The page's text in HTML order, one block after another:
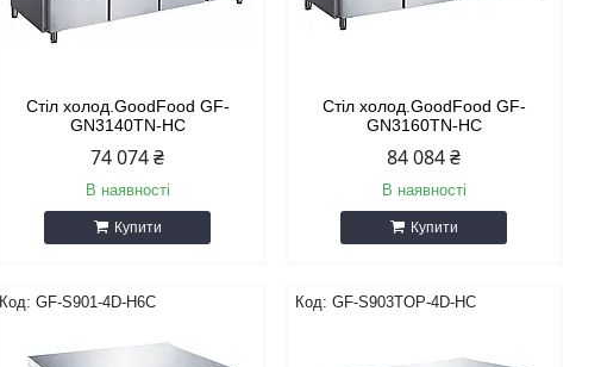
Стіл холод.GoodFood GF-
GN3140TN-HC
74 074 ₴
В наявності
Купити
Стіл холод.GoodFood GF-
GN3160TN-HC
84 084 ₴
В наявності
Купити
GF-S901-4D-H6C GF-S903TOP-4D-HC